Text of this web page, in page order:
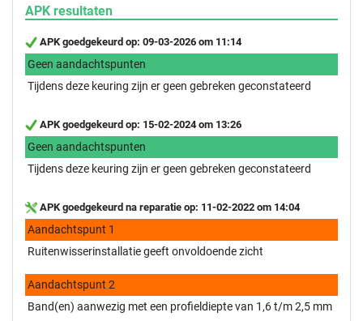
APK resultaten
APK goedgekeurd op: 09-03-2026 om 11:14
Geen aandachtspunten
Tijdens deze keuring zijn er geen gebreken geconstateerd
APK goedgekeurd op: 15-02-2024 om 13:26
Geen aandachtspunten
Tijdens deze keuring zijn er geen gebreken geconstateerd
APK goedgekeurd na reparatie op: 11-02-2022 om 14:04
Aandachtspunt 1
Ruitenwisserinstallatie geeft onvoldoende zicht
Aandachtspunt 2
Band(en) aanwezig met een profieldiepte van 1,6 t/m 2,5 mm